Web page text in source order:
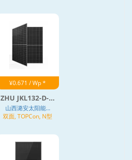
¥0.671 / Wp *
ZHU JKL132-D-...
山西潞安太阳能...
双面, TOPCon, N型